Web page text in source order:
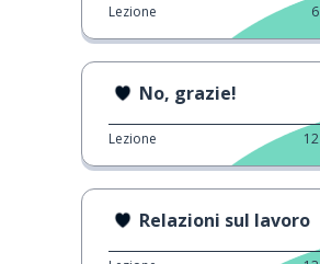
Lezione 6
No, grazie!
Lezione 12
Relazioni sul lavoro